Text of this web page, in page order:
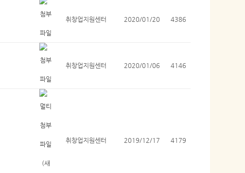
취창업지원센터 2020/01/20 4386
취창업지원센터 2020/01/06 4146
취창업지원센터 2019/12/17 4179